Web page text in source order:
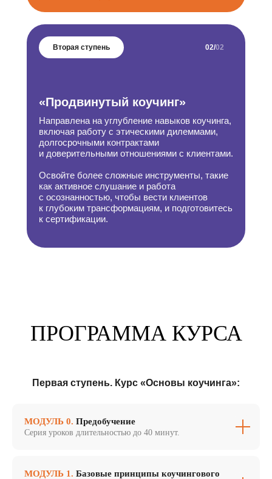
02/02
«Продвинутый коучинг»
Вторая ступень
Направлена на углубление навыков коучинга,
включая работу с этическими дилеммами,
долгосрочными контрактами
и доверительными отношениями с клиентами.
Освойте более сложные инструменты, такие
как активное слушание и работа
с осознанностью, чтобы вести клиентов
к глубоким трансформациям, и подготовитесь
к сертификации.
ПРОГРАММА КУРСА
Первая ступень. Курс «Основы коучинга»:
МОДУЛЬ 0. Предобучение
Серия уроков длительностью до 40 минут.
МОДУЛЬ 1. Базовые принципы коучингового